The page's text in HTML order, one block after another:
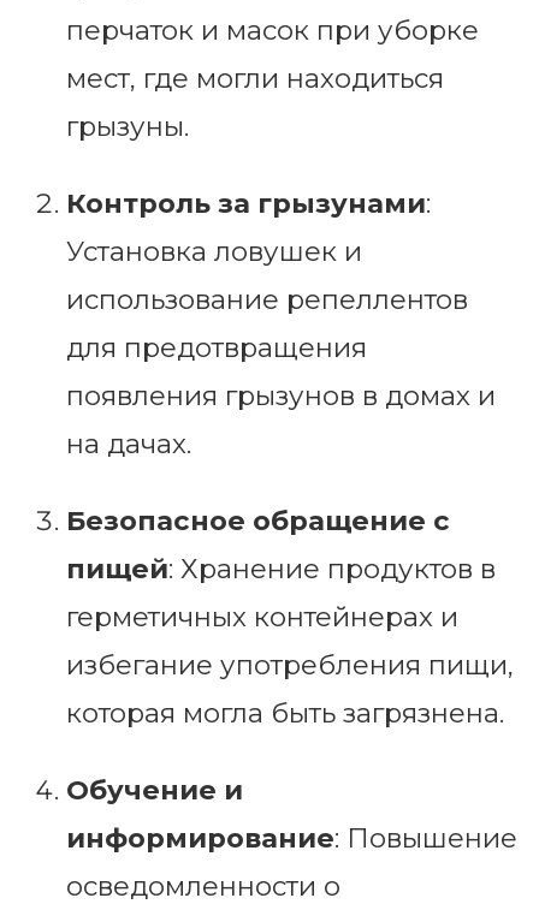
перчаток и масок при уборке
мест, где могли находиться
грызуны.
Контроль за грызунами:
Установка ловушек и
использование репеллентов
для предотвращения
появления грызунов в домах и
на дачах.
Безопасное обращение с
пищей: Хранение продуктов в
герметичных контейнерах и
избегание употребления пищи,
которая могла быть загрязнена.
Обучение и
информирование: Повышение
осведомленности о